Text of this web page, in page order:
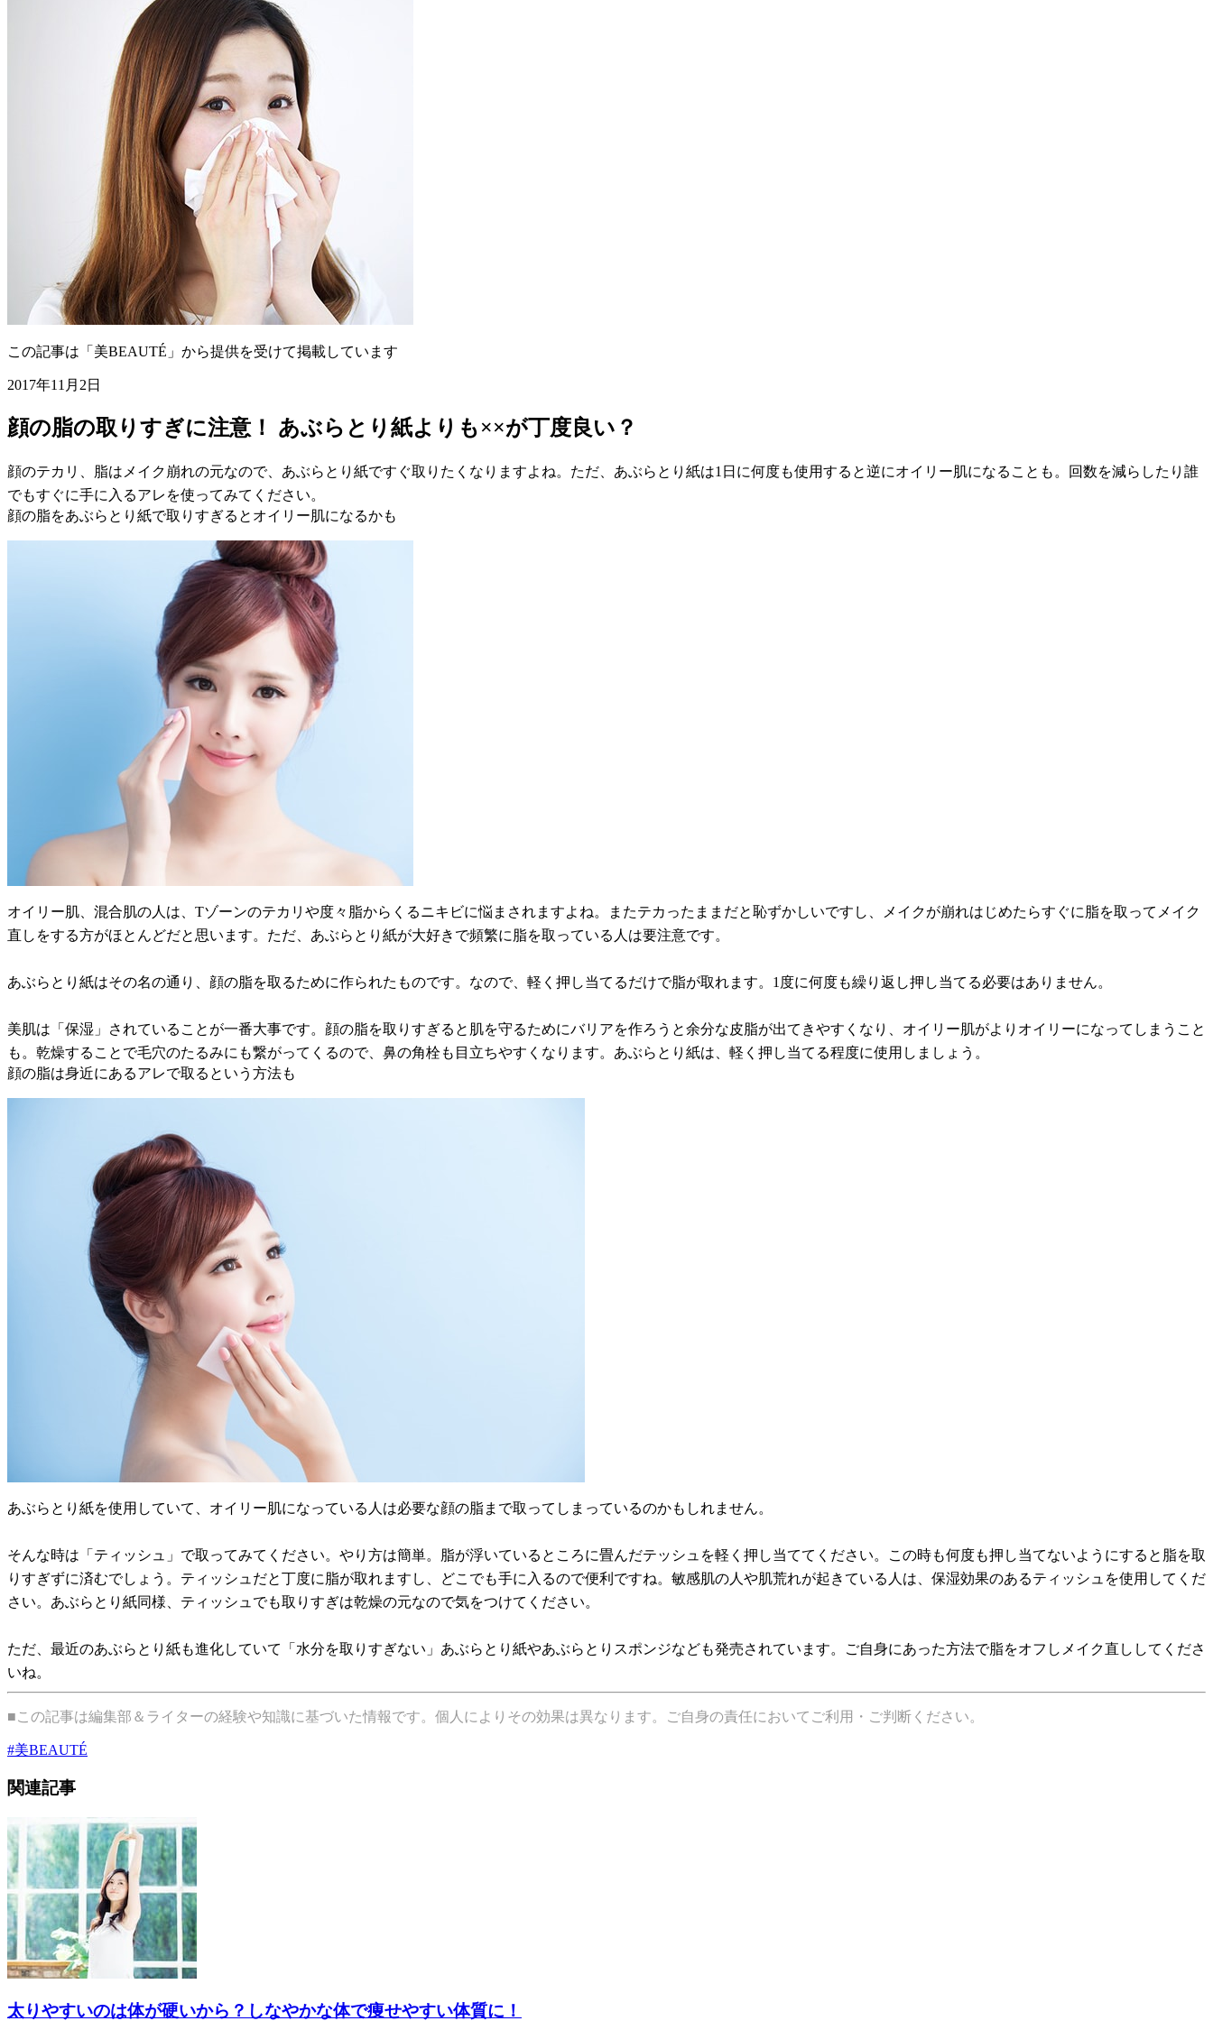
この記事は「美BEAUTÉ」から提供を受けて掲載しています
2017年11月2日
顔の脂の取りすぎに注意！ あぶらとり紙よりも××が丁度良い？
顔のテカリ、脂はメイク崩れの元なので、あぶらとり紙ですぐ取りたくなりますよね。ただ、あぶらとり紙は1日に何度も使用すると逆にオイリー肌になることも。回数を減らしたり誰
でもすぐに手に入るアレを使ってみてください。
顔の脂をあぶらとり紙で取りすぎるとオイリー肌になるかも
オイリー肌、混合肌の人は、Tゾーンのテカリや度々脂からくるニキビに悩まされますよね。またテカったままだと恥ずかしいですし、メイクが崩れはじめたらすぐに脂を取ってメイク
直しをする方がほとんどだと思います。ただ、あぶらとり紙が大好きで頻繁に脂を取っている人は要注意です。
あぶらとり紙はその名の通り、顔の脂を取るために作られたものです。なので、軽く押し当てるだけで脂が取れます。1度に何度も繰り返し押し当てる必要はありません。
美肌は「保湿」されていることが一番大事です。顔の脂を取りすぎると肌を守るためにバリアを作ろうと余分な皮脂が出てきやすくなり、オイリー肌がよりオイリーになってしまうこと
も。乾燥することで毛穴のたるみにも繋がってくるので、鼻の角栓も目立ちやすくなります。あぶらとり紙は、軽く押し当てる程度に使用しましょう。
顔の脂は身近にあるアレで取るという方法も
あぶらとり紙を使用していて、オイリー肌になっている人は必要な顔の脂まで取ってしまっているのかもしれません。
そんな時は「ティッシュ」で取ってみてください。やり方は簡単。脂が浮いているところに畳んだテッシュを軽く押し当ててください。この時も何度も押し当てないようにすると脂を取
りすぎずに済むでしょう。ティッシュだと丁度に脂が取れますし、どこでも手に入るので便利ですね。敏感肌の人や肌荒れが起きている人は、保湿効果のあるティッシュを使用してくだ
さい。あぶらとり紙同様、ティッシュでも取りすぎは乾燥の元なので気をつけてください。
ただ、最近のあぶらとり紙も進化していて「水分を取りすぎない」あぶらとり紙やあぶらとりスポンジなども発売されています。ご自身にあった方法で脂をオフしメイク直ししてくださ
いね。
■この記事は編集部＆ライターの経験や知識に基づいた情報です。個人によりその効果は異なります。ご自身の責任においてご利用・ご判断ください。
#美BEAUTÉ
関連記事
太りやすいのは体が硬いから？しなやかな体で痩せやすい体質に！